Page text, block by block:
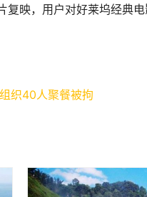
复映，用户对好莱坞经典
织40人聚餐被拘